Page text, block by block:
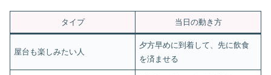
タイプ 当日の動き方
屋台も楽しみたい人
夕方早めに到着して、先に飲食
を済ませる